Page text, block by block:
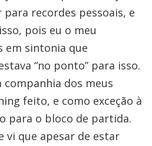
para recordes pessoais, e
pois eu o meu
em sintonia que
“no ponto” para isso.
dos meus
feito, e como exceção à
para o bloco de partida.
vi que apesar de estar